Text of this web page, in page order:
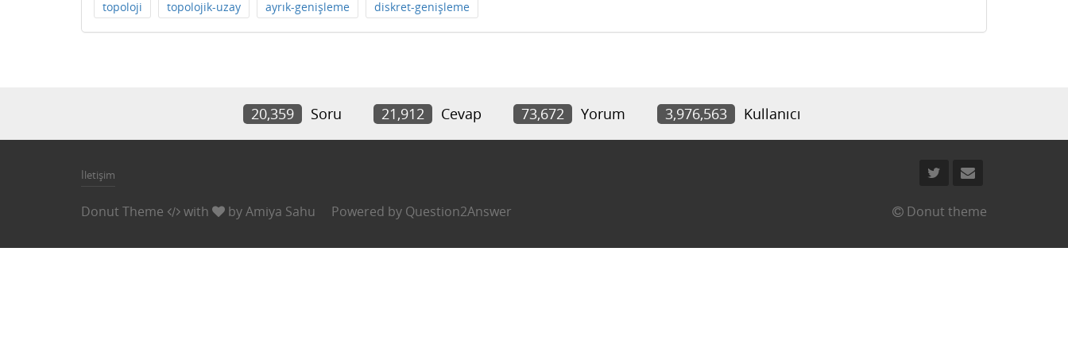
topoloji topolojik-uzay ayrık-genişleme diskret-genişleme
20,359 Soru 21,912 Cevap 73,672 Yorum 3,976,563 Kullanıcı
İletişim
Donut Theme with byAmiya Sahu Powered by Question2Answer Donut theme